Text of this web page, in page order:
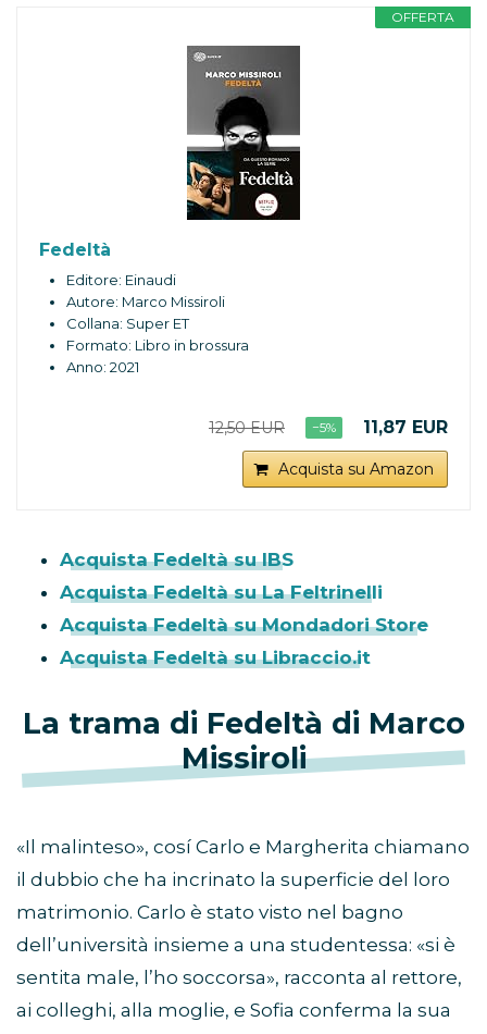
OFFERTA
Fedeltà
Editore: Einaudi
Autore: Marco Missiroli
Collana: Super ET
Formato: Libro in brossura
Anno: 2021
12,50 EUR −5% 11,87 EUR
Acquista su Amazon
Acquista Fedeltà su IBS
Acquista Fedeltà su La Feltrinelli
Acquista Fedeltà su Mondadori Store
Acquista Fedeltà su Libraccio.it
La trama di Fedeltà di Marco
Missiroli
«Il malinteso», cosí Carlo e Margherita chiamano
il dubbio che ha incrinato la superficie del loro
matrimonio. Carlo è stato visto nel bagno
dell’università insieme a una studentessa: «si è
sentita male, l’ho soccorsa», racconta al rettore,
ai colleghi, alla moglie, e Sofia conferma la sua